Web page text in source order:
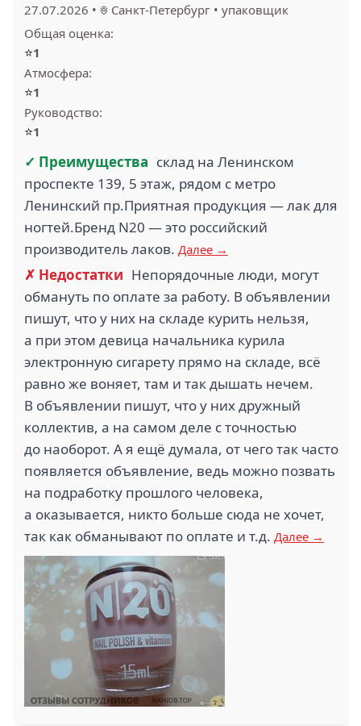
27.07.2026 • Санкт-Петербург • упаковщик
Общая оценка:
⭐1
Атмосфера:
⭐1
Руководство:
⭐1
✓ Преимущества склад на Ленинском
проспекте 139, 5 этаж, рядом с метро
Ленинский пр.Приятная продукция — лак для
ногтей.Бренд N20 — это российский
производитель лаков. Далее →
✗ Недостатки Непорядочные люди, могут
обмануть по оплате за работу. В объявлении
пишут, что у них на складе курить нельзя,
а при этом девица начальника курила
электронную сигарету прямо на складе, всё
равно же воняет, там и так дышать нечем.
В объявлении пишут, что у них дружный
коллектив, а на самом деле с точностью
до наоборот. А я ещё думала, от чего так часто
появляется объявление, ведь можно позвать
на подработку прошлого человека,
а оказывается, никто больше сюда не хочет,
так как обманывают по оплате и т.д. Далее →